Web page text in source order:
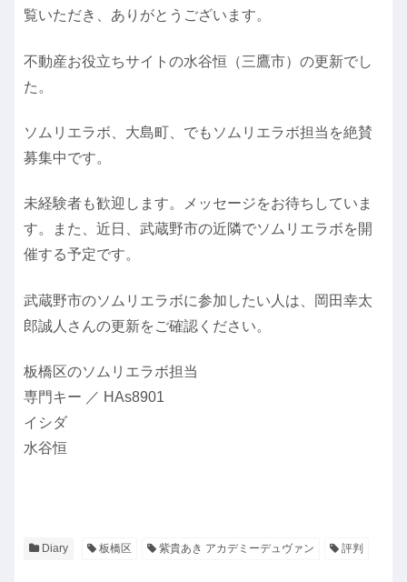
覧いただき、ありがとうございます。
不動産お役立ちサイトの水谷恒（三鷹市）の更新でし
た。
ソムリエラボ、大島町、でもソムリエラボ担当を絶賛
募集中です。
未経験者も歓迎します。メッセージをお待ちしていま
す。また、近日、武蔵野市の近隣でソムリエラボを開
催する予定です。
武蔵野市のソムリエラボに参加したい人は、岡田幸太
郎誠人さんの更新をご確認ください。
板橋区のソムリエラボ担当
専門キー ／ HAs8901
イシダ
水谷恒
Diary 板橋区 紫貴あき アカデミーデュヴァン 評判